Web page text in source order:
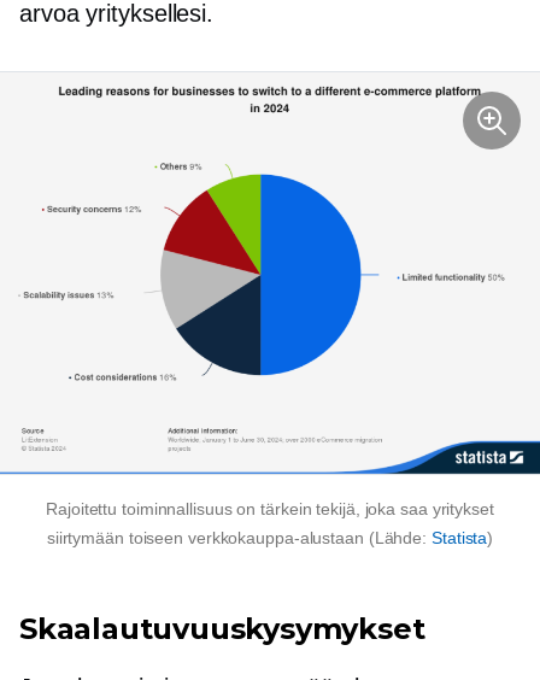
arvoa yrityksellesi.
Rajoitettu toiminnallisuus on tärkein tekijä, joka saa yritykset
siirtymään toiseen verkkokauppa-alustaan ​​(Lähde: Statista)
Skaalautuvuuskysymykset